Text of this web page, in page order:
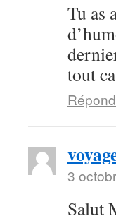
Tu as
tout
3
Salut